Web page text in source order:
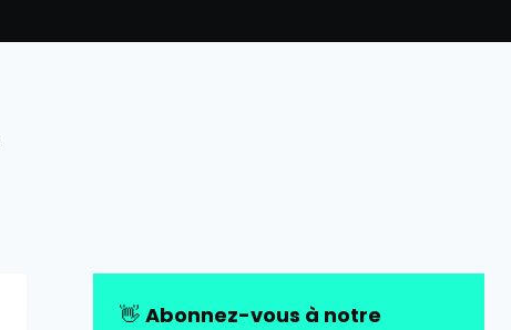
👋 Abonnez-vous à notre